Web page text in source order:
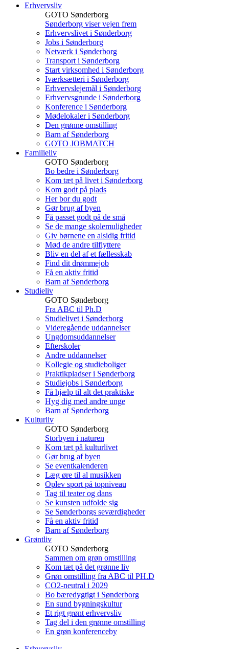
Erhvervsliv
GOTO Sønderborg
Sønderborg viser vejen frem
Erhvervslivet i Sønderborg
Jobs i Sønderborg
Netværk i Sønderborg
Transport i Sønderborg
Start virksomhed i Sønderborg
Iværksætteri i Sønderborg
Erhvervslejemål i Sønderborg
Erhvervsgrunde i Sønderborg
Konference i Sønderborg
Mødelokaler i Sønderborg
Den grønne omstilling
Barn af Sønderborg
GOTO JOBMATCH
Familieliv
GOTO Sønderborg
Bo bedre i Sønderborg
Kom tæt på livet i Sønderborg
Kom godt på plads
Her bor du godt
Gør brug af byen
Få passet godt på de små
Se de mange skolemuligheder
Giv børnene en alsidig fritid
Mød de andre tilflyttere
Bliv en del af et fællesskab
Find dit drømmejob
Få en aktiv fritid
Barn af Sønderborg
Studieliv
GOTO Sønderborg
Fra ABC til Ph.D
Studielivet i Sønderborg
Videregående uddannelser
Ungdomsuddannelser
Efterskoler
Andre uddannelser
Kollegie og studieboliger
Praktikpladser i Sønderborg
Studiejobs i Sønderborg
Få hjælp til alt det praktiske
Hyg dig med andre unge
Barn af Sønderborg
Kulturliv
GOTO Sønderborg
Storbyen i naturen
Kom tæt på kulturlivet
Gør brug af byen
Se eventkalenderen
Læg øre til al musikken
Oplev sport på topniveau
Tag til teater og dans
Se kunsten udfolde sig
Se Sønderborgs seværdigheder
Få en aktiv fritid
Barn af Sønderborg
Grøntliv
GOTO Sønderborg
Sammen om grøn omstilling
Kom tæt på det grønne liv
Grøn omstilling fra ABC til PH.D
CO2-neutral i 2029
Bo bæredygtigt i Sønderborg
En sund bygningskultur
Et rigt grønt erhvervsliv
Tag del i den grønne omstilling
En grøn konferenceby